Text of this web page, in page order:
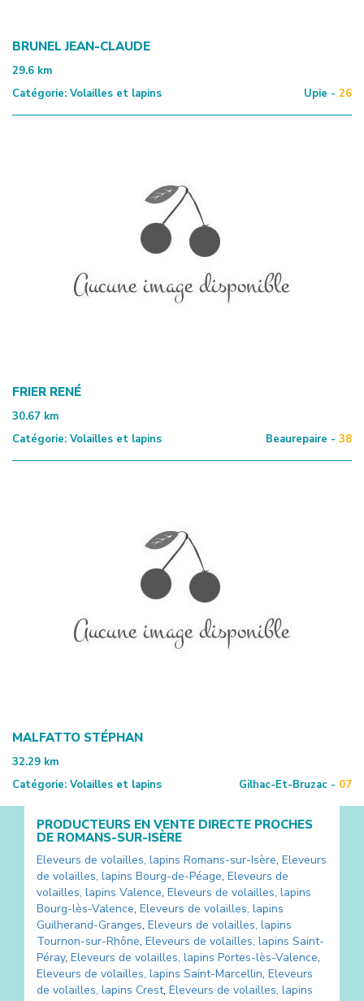
BRUNEL JEAN-CLAUDE
29.6 km
Catégorie: Volailles et lapins Upie - 26
FRIER RENÉ
30.67 km
Catégorie: Volailles et lapins Beaurepaire - 38
MALFATTO STÉPHAN
32.29 km
Catégorie: Volailles et lapins Gilhac-Et-Bruzac - 07
PRODUCTEURS EN VENTE DIRECTE PROCHES
DE ROMANS-SUR-ISÈRE
Eleveurs de volailles, lapins Romans-sur-Isère, Eleveurs
de volailles, lapins Bourg-de-Péage, Eleveurs de
volailles, lapins Valence, Eleveurs de volailles, lapins
Bourg-lès-Valence, Eleveurs de volailles, lapins
Guilherand-Granges, Eleveurs de volailles, lapins
Tournon-sur-Rhône, Eleveurs de volailles, lapins Saint-
Péray, Eleveurs de volailles, lapins Portes-lès-Valence,
Eleveurs de volailles, lapins Saint-Marcellin, Eleveurs
de volailles, lapins Crest, Eleveurs de volailles, lapins